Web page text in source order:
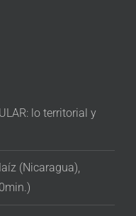
lo territorial y
(Nicaragua),